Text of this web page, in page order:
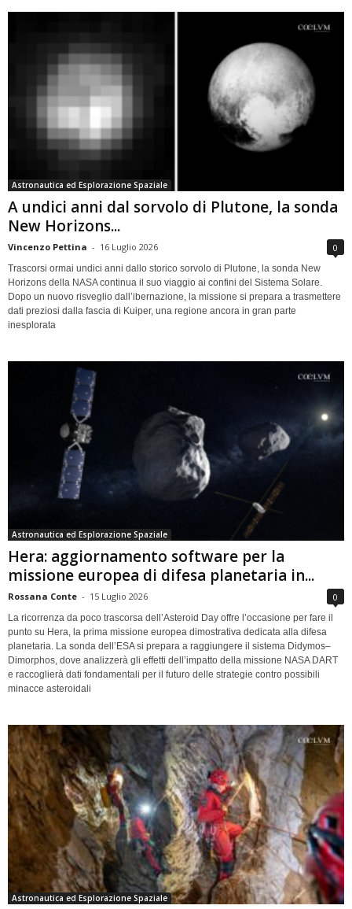
Astronautica ed Esplorazione Spaziale
A undici anni dal sorvolo di Plutone, la sonda
New Horizons...
Vincenzo Pettina - 16 Luglio 2026 0
Trascorsi ormai undici anni dallo storico sorvolo di Plutone, la sonda New
Horizons della NASA continua il suo viaggio ai confini del Sistema Solare.
Dopo un nuovo risveglio dall’ibernazione, la missione si prepara a trasmettere
dati preziosi dalla fascia di Kuiper, una regione ancora in gran parte
inesplorata
Astronautica ed Esplorazione Spaziale
Hera: aggiornamento software per la
missione europea di difesa planetaria in...
Rossana Conte - 15 Luglio 2026 0
La ricorrenza da poco trascorsa dell’Asteroid Day offre l’occasione per fare il
punto su Hera, la prima missione europea dimostrativa dedicata alla difesa
planetaria. La sonda dell’ESA si prepara a raggiungere il sistema Didymos–
Dimorphos, dove analizzerà gli effetti dell’impatto della missione NASA DART
e raccoglierà dati fondamentali per il futuro delle strategie contro possibili
minacce asteroidali
Astronautica ed Esplorazione Spaziale